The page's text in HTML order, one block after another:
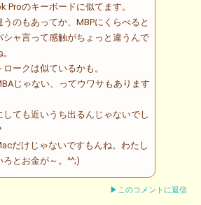
Proのキーボードに似てます。
うのもあってか、MBPにくらべると
シャ言って感触がちょっと違うんで
ロークは似ているかも。
じゃない、ってウワサもあります
しても近いうち出るんじゃないでし
だけじゃないですもんね。わたし
ろとお金が～。^^;)
▶このコメントに返信